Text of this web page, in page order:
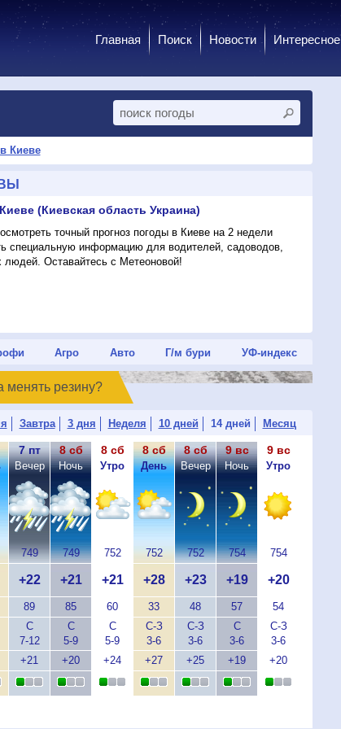
Главная Поиск Новости Интересное
Киеве
(Киевская область Украина)
точный прогноз погоды в Киеве на 2 недели
специальную информацию для водителей, садоводов,
людей. Оставайтесь с Метеоновой!
Агро Авто Г/м бури УФ-индекс
менять резинy?
Завтра 3 дня Неделя 10 дней 14 дней Месяц
7 пт
Вечер
749
+22
89
С
7-12
+21
8 сб
Ночь
749
+21
85
С
5-9
+20
8 сб
Утро
752
+21
60
С
5-9
+24
8 сб
День
752
+28
33
С-З
3-6
+27
8 сб
Вечер
752
+23
48
С-З
3-6
+25
9 вс
Ночь
754
+19
57
С
3-6
+19
9 вс
Утро
754
+20
54
С-З
3-6
+20